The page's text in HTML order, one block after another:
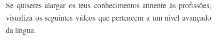
Se quiseres alargar os teus conhecimentos atinente às profissões,
visualiza os seguintes vídeos que pertencem a um nivel avançado
da língua.